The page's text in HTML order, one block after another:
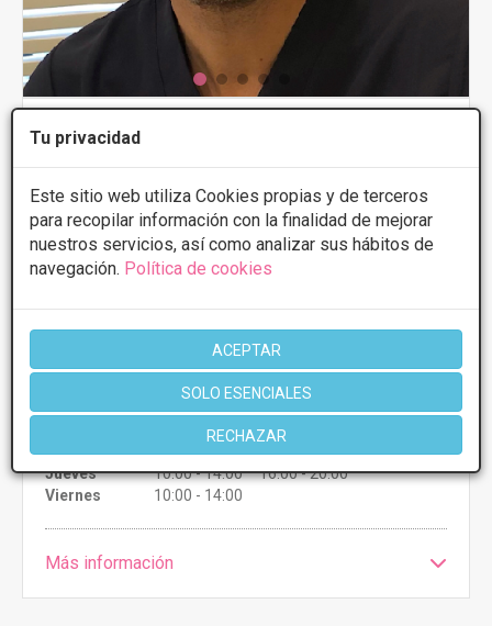
Tu privacidad
Este sitio web utiliza Cookies propias y de terceros
para recopilar información con la finalidad de mejorar
nuestros servicios, así como analizar sus hábitos de
navegación. Política de cookies
ACEPTAR
SOLO ESENCIALES
RECHAZAR
Clinica Dr. Carvajal
Calle Asturias 21 Bajo, Oviedo VER MAPA
Frontoplastia cejas
CONSULTAR/CITA/PRESUPUESTO
10:00 - 14:00 16:00 - 20:00
Miércoles
10:00 - 14:00 16:00 - 20:00
Jueves
10:00 - 14:00 16:00 - 20:00
Viernes
10:00 - 14:00
Más información